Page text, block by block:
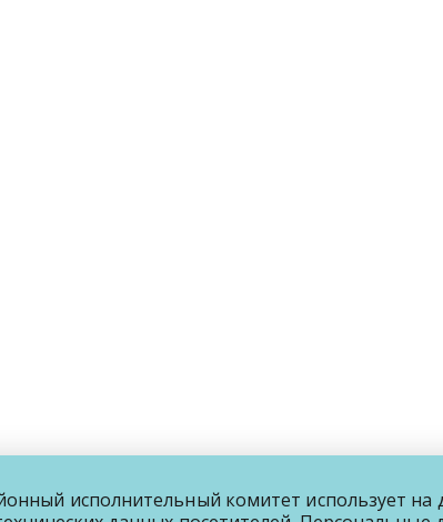
исполнительный комитет использует на